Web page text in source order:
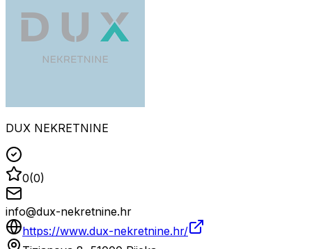
DUX NEKRETNINE
0(0)
info@dux-nekretnine.hr
https://www.dux-nekretnine.hr/